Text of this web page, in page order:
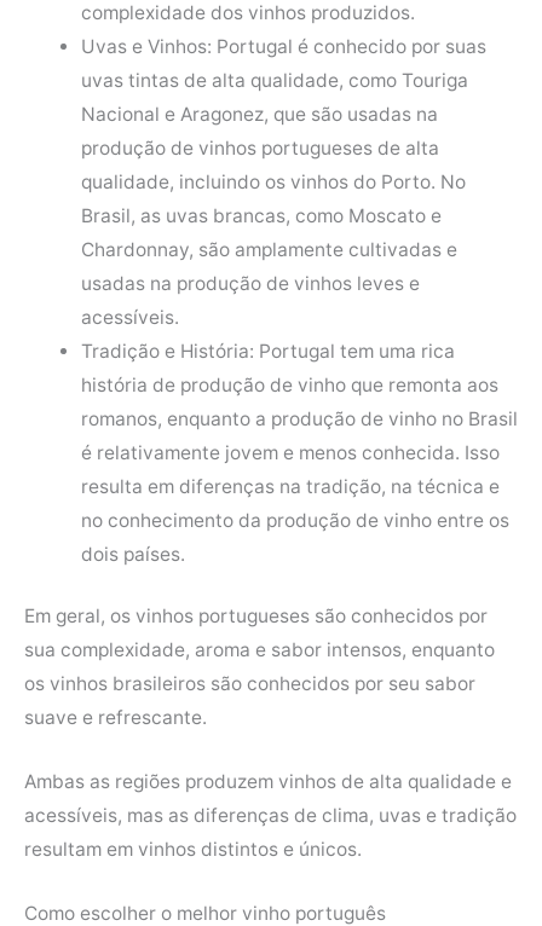
complexidade dos vinhos produzidos.
Uvas e Vinhos: Portugal é conhecido por suas
uvas tintas de alta qualidade, como Touriga
Nacional e Aragonez, que são usadas na
produção de vinhos portugueses de alta
qualidade, incluindo os vinhos do Porto. No
Brasil, as uvas brancas, como Moscato e
Chardonnay, são amplamente cultivadas e
usadas na produção de vinhos leves e
acessíveis.
Tradição e História: Portugal tem uma rica
história de produção de vinho que remonta aos
romanos, enquanto a produção de vinho no Brasil
é relativamente jovem e menos conhecida. Isso
resulta em diferenças na tradição, na técnica e
no conhecimento da produção de vinho entre os
dois países.
Em geral, os vinhos portugueses são conhecidos por
sua complexidade, aroma e sabor intensos, enquanto
os vinhos brasileiros são conhecidos por seu sabor
suave e refrescante.
Ambas as regiões produzem vinhos de alta qualidade e
acessíveis, mas as diferenças de clima, uvas e tradição
resultam em vinhos distintos e únicos.
Como escolher o melhor vinho português